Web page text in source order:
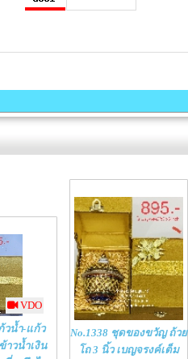
VDO
วน้ำ-แก้ว
าวน้ำเงิน
No.1338 ชุดของขวัญ ถ้วย
โถ 3 นิ้ว เบญจรงค์เต็ม